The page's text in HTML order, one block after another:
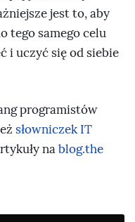
jest to, aby
tego samego celu
i uczyć się od siebie
programistów
słowniczek IT
nablog.the